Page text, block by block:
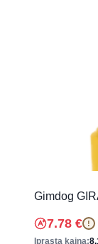
Gimdog
7.78 € !
Įprasta kaina: